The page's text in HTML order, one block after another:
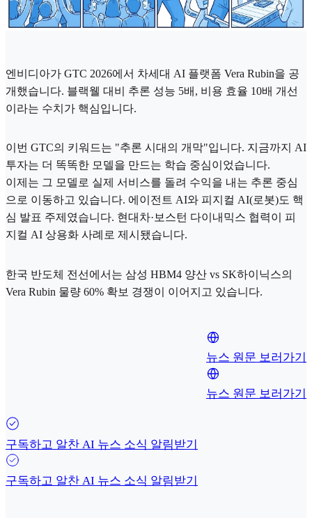
엔비디아가 GTC 2026에서 차세대 AI 플랫폼 Vera Rubin을 공
개했습니다. 블랙웰 대비 추론 성능 5배, 비용 효율 10배 개선
이라는 수치가 핵심입니다.
이번 GTC의 키워드는 "추론 시대의 개막"입니다. 지금까지 AI
투자는 더 똑똑한 모델을 만드는 학습 중심이었습니다.
이제는 그 모델로 실제 서비스를 돌려 수익을 내는 추론 중심
으로 이동하고 있습니다. 에이전트 AI와 피지컬 AI(로봇)도 핵
심 발표 주제였습니다. 현대차·보스턴 다이내믹스 협력이 피
지컬 AI 상용화 사례로 제시됐습니다.
한국 반도체 전선에서는 삼성 HBM4 양산 vs SK하이닉스의
Vera Rubin 물량 60% 확보 경쟁이 이어지고 있습니다.
뉴스 원문 보러가기
뉴스 원문 보러가기
구독하고 알찬 AI 뉴스 소식 알림받기
구독하고 알찬 AI 뉴스 소식 알림받기